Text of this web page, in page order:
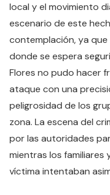
local y el movimiento
escenario de este
contemplación, ya
donde se espera
Flores no pudo hacer
ataque con una
peligrosidad de los
zona. La escena del
por las autoridades
mientras los
víctima intentaban